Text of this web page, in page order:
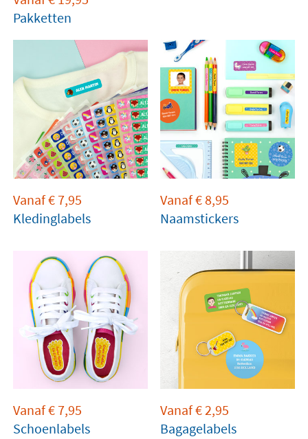
Pakketten
Vanaf€7,95
Kledinglabels
Vanaf€8,95
Naamstickers
Vanaf€7,95
Schoenlabels
Vanaf€2,95
Bagagelabels